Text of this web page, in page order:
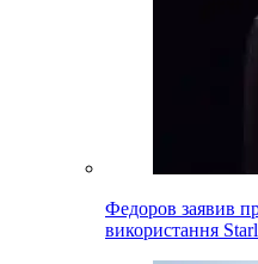
Федоров заявив
використання